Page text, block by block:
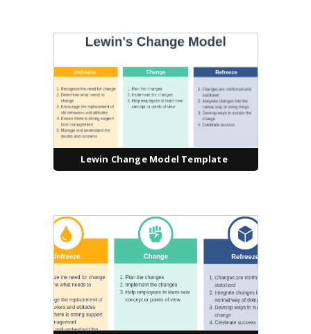
Lewin Change Model Template